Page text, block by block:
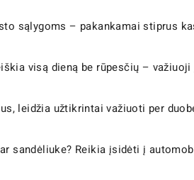
sąlygoms – pakankamai stiprus
visą dieną be rūpesčių –
leidžia užtikrintai važiuoti per
sandėliuke? Reikia įsidėti į